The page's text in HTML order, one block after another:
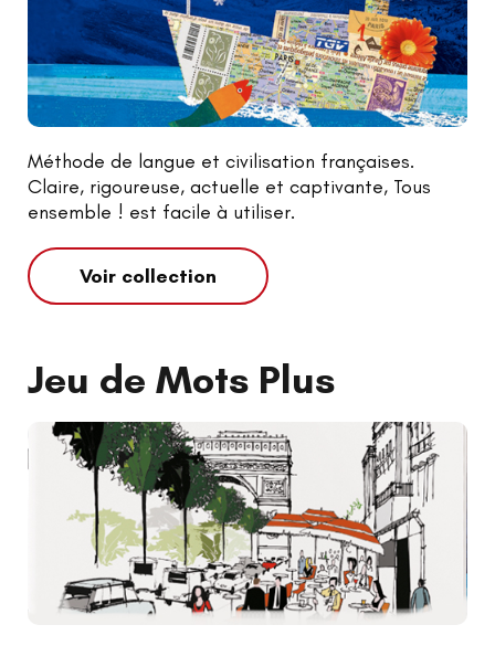
Méthode de langue et civilisation françaises.
Claire, rigoureuse, actuelle et captivante, Tous
ensemble ! est facile à utiliser.
Voir collection
Jeu de Mots Plus